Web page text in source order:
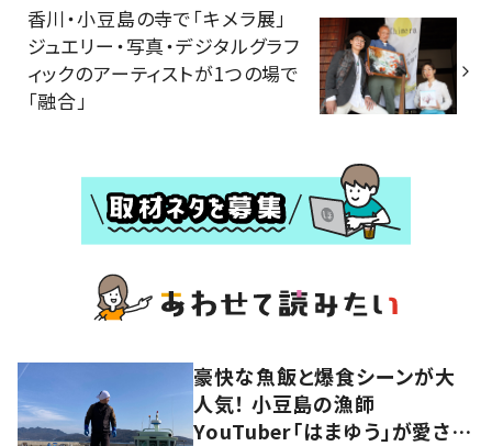
香川・小豆島の寺で「キメラ展」
ジュエリー・写真・デジタルグラフ
ィックのアーティストが1つの場で
「融合」
豪快な魚飯と爆食シーンが大
人気！ 小豆島の漁師
YouTuber「はまゆう」が愛され